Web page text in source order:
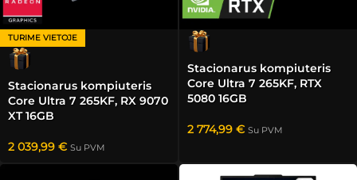
TURIME VIETOJE
Stacionarus kompiuteris
Core Ultra 7 265KF, RX 9070
XT 16GB
2 039,99 € Su PVM
Stacionarus kompiuteris
Core Ultra 7 265KF, RTX
5080 16GB
2 774,99 € Su PVM